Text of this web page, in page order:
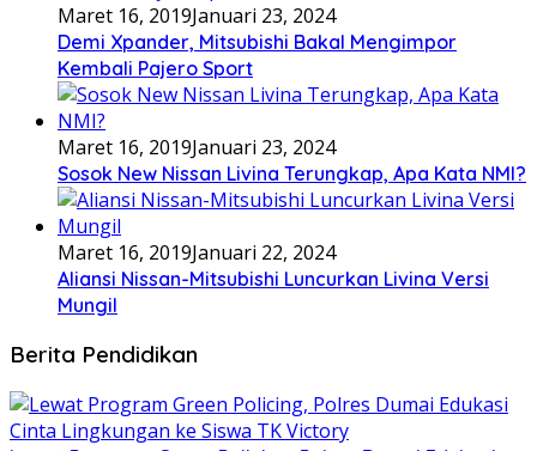
Maret 16, 2019Januari 23, 2024
Demi Xpander, Mitsubishi Bakal Mengimpor
Kembali Pajero Sport
Maret 16, 2019Januari 23, 2024
Sosok New Nissan Livina Terungkap, Apa Kata NMI?
Maret 16, 2019Januari 22, 2024
Aliansi Nissan-Mitsubishi Luncurkan Livina Versi
Mungil
Berita Pendidikan